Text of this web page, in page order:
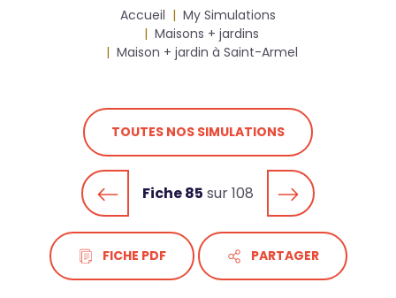
d'Ariane
Accueil
My Simulations
Maisons + jardins
Maison + jardin à Saint-Armel
TOUTES NOS SIMULATIONS
Fiche 85 sur 108
FICHE PDF PARTAGER